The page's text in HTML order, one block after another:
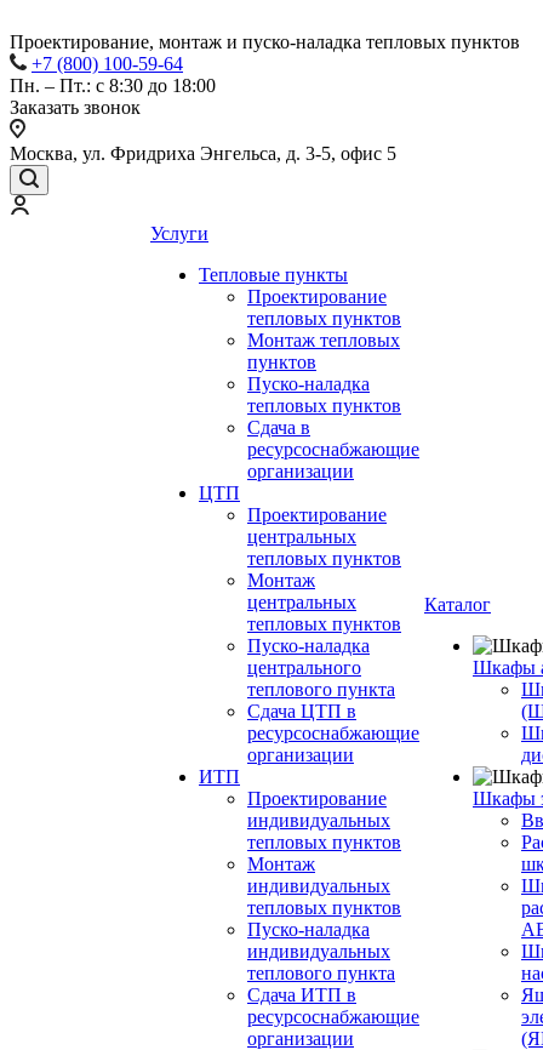
Проектирование, монтаж и пуско-наладка тепловых пунктов
+7 (800) 100-59-64
Пн. – Пт.: с 8:30 до 18:00
Заказать звонок
Москва, ул. Фридриха Энгельса, д. 3-5, офис 5
Услуги
Тепловые пункты
Проектирование
тепловых пунктов
Монтаж тепловых
пунктов
Пуско-наладка
тепловых пунктов
Сдача в
ресурсоснабжающие
организации
ЦТП
Проектирование
центральных
тепловых пунктов
Монтаж
центральных
тепловых пунктов
Пуско-наладка
центрального
теплового пункта
Сдача ЦТП в
ресурсоснабжающие
организации
ИТП
Проектирование
индивидуальных
тепловых пунктов
Монтаж
индивидуальных
тепловых пунктов
Пуско-наладка
индивидуальных
теплового пункта
Сдача ИТП в
ресурсоснабжающие
организации
Каталог
Шкафы
Шкафы